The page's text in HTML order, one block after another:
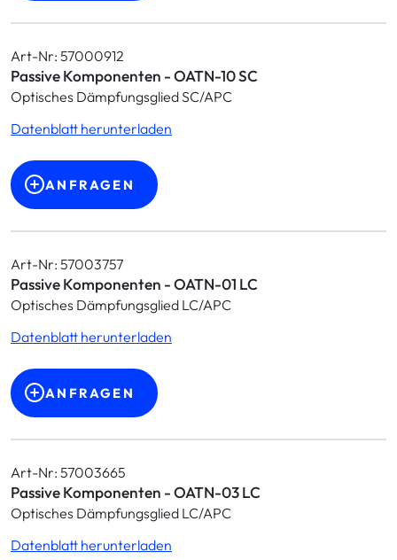
Art-Nr: 57000912
Passive Komponenten - OATN-10 SC
Optisches Dämpfungsglied SC/APC
Datenblatt herunterladen
ANFRAGEN
Art-Nr: 57003757
Passive Komponenten - OATN-01 LC
Optisches Dämpfungsglied LC/APC
Datenblatt herunterladen
ANFRAGEN
Art-Nr: 57003665
Passive Komponenten - OATN-03 LC
Optisches Dämpfungsglied LC/APC
Datenblatt herunterladen